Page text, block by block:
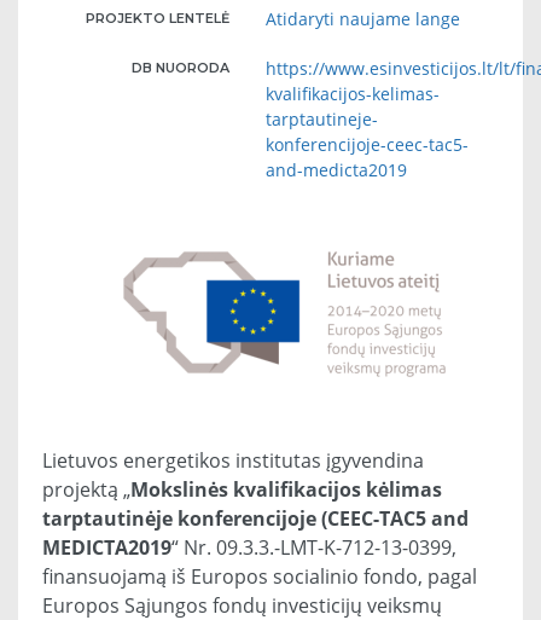
PROJEKTO LENTELĖ Atidaryti naujame lange
DB NUORODA
https://www.esinvesticijos.lt/lt/
kvalifikacijos-kelimas-
tarptautineje-
konferencijoje-ceec-tac5-
and-medicta2019
Lietuvos energetikos institutas įgyvendina
projektą „Mokslinės kvalifikacijos kėlimas
tarptautinėje konferencijoje (CEEC-TAC5 and
MEDICTA2019“ Nr. 09.3.3.-LMT-K-712-13-0399,
finansuojamą iš Europos socialinio fondo, pagal
Europos Sąjungos fondų investicijų veiksmų